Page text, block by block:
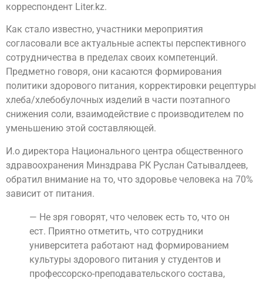
корреспондент Liter.kz.
Как стало известно, участники мероприятия
согласовали все актуальные аспекты перспективного
сотрудничества в пределах своих компетенций.
Предметно говоря, они касаются формирования
политики здорового питания, корректировки рецептуры
хлеба/хлебобулочных изделий в части поэтапного
снижения соли, взаимодействие с производителем по
уменьшению этой составляющей.
И.о директора Национального центра общественного
здравоохранения Минздрава РК Руслан Сатывалдеев,
обратил внимание на то, что здоровье человека на 70%
зависит от питания.
— Не зря говорят, что человек есть то, что он
ест. Приятно отметить, что сотрудники
университета работают над формированием
культуры здорового питания у студентов и
профессорско-преподавательского состава,